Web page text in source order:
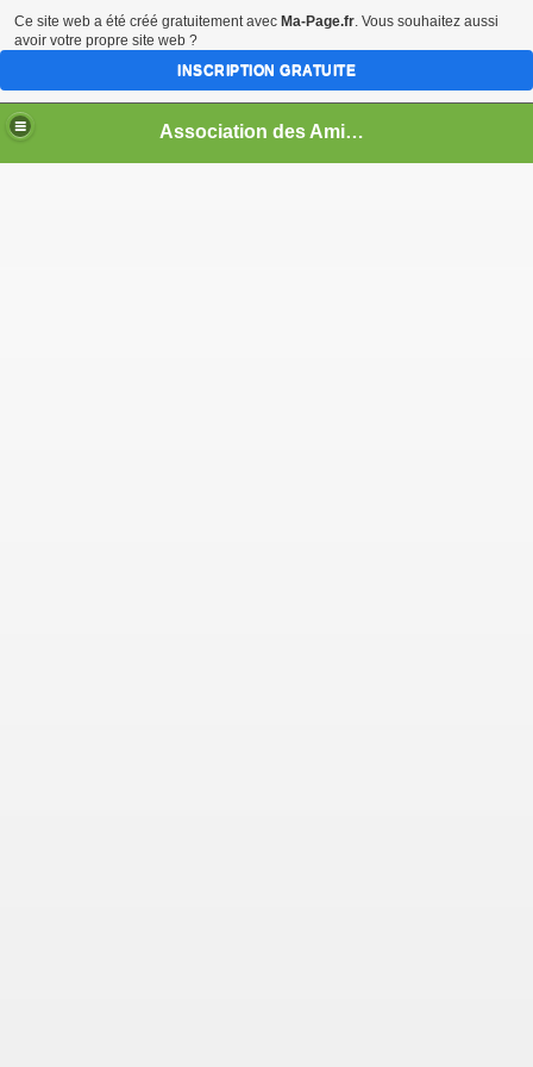
Association des Amis de L'Orgue de Cahors
Ce site web a été créé gratuitement avec Ma-Page.fr. Vous souhaitez aussi
avoir votre propre site web ?
INSCRIPTION GRATUITE